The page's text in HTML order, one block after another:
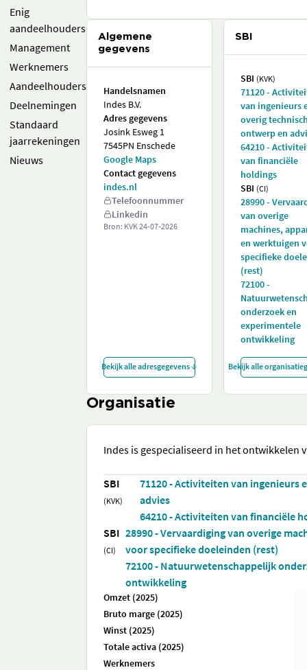
Enig
aandeelhouders
Management
Werknemers
Aandeelhouders
Deelnemingen
Standaard
jaarrekeningen
Nieuws
Algemene
gegevens
Handelsnamen
Indes B.V.
Adres gegevens
Josink Esweg 1
7545PN Enschede
Google Maps
Contact gegevens
indes.nl
Telefoonnummer
Linkedin
Bron: KVK24-07-2026
Bekijk alle adresgegevens
SBI
SBI (KVK)
71120 -
van ingenieurs
overig
ontwerp en
64210 -
van financiële
holdings
SBI (CI)
28990 -
van overige
machines,
en werktuigen
specifieke
(rest)
72100 -
onderzoek en
experimentele
ontwikkeling
Bekijk alle
Organisatie
Indes is gespecialiseerd in het ontwikkelen
SBI
(KVK)
71120 - Activiteiten van ingenieurs
advies
64210 - Activiteiten van financiële
SBI
(CI)
28990 - Vervaardiging van overige
voor specifieke doeleinden (rest)
72100 - Natuurwetenschappelijk
ontwikkeling
Omzet (2025)
Bruto marge (2025)
Winst (2025)
Totale activa (2025)
Werknemers